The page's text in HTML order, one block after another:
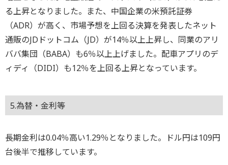
る上昇となりました。また、中国企業の米預託証券
（ADR）が高く、市場予想を上回る決算を発表したネット
通販のJDドットコム（JD）が14％以上上昇し、同業のアリ
ババ集団（BABA）も6％以上上げました。配車アプリのデ
ィディ（DIDI）も12％を上回る上昇となっています。
5.為替・金利等
長期金利は0.04％高い1.29％となりました。ドル円は109円
台後半で推移しています。